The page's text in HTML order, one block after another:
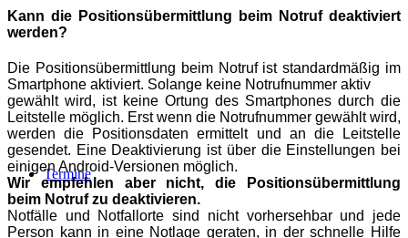
Termine
Kann die Positionsübermittlung beim Notruf deaktiviert
werden?
Die Positionsübermittlung beim Notruf iststandardmäßig im
Smartphone aktiviert. Solange keine Notrufnummer aktiv
gewählt wird, ist keine Ortung des Smartphones durch die
Leitstelle möglich. Erst wenn die Notrufnummer gewählt wird,
werden die
Positionsdaten ermittelt und an die Leitstelle
gesendet. Eine Deaktivierung ist über die Einstellungen bei
einigen Android-Versionen möglich.
Wir empfehlen aber nicht, die Positionsübermittlung
beim Notrufzu deaktivieren.
Notfälle und Notfallorte sind nicht vorhersehbar und jede
Person kann in eine Notlage geraten, in der schnelle Hilfe